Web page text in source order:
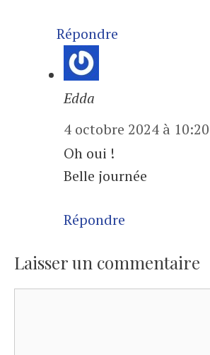
Répondre
Edda
4 octobre 2024 à
Oh oui !
Belle journée
Répondre
Laisser un commentaire